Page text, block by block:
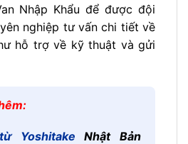
Nhập Khẩu để được đội
nghiệp tư vấn chi tiết về
hỗ trợ về kỹ thuật và gửi
Yoshitake Nhật Bản